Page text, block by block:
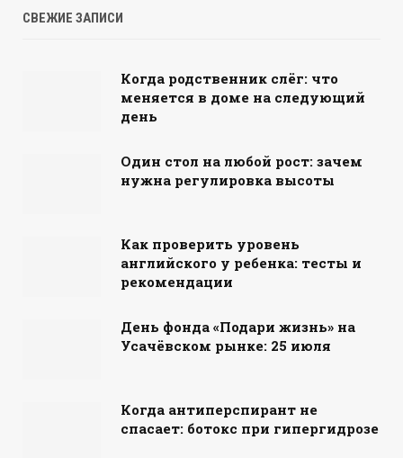
СВЕЖИЕ ЗАПИСИ
Когда родственник слёг: что
меняется в доме на следующий
день
Один стол на любой рост: зачем
нужна регулировка высоты
Как проверить уровень
английского у ребенка: тесты и
рекомендации
День фонда «Подари жизнь» на
Усачёвском рынке: 25 июля
Когда антиперспирант не
спасает: ботокс при гипергидрозе